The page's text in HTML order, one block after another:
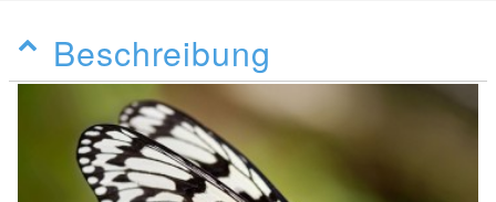
Beschreibung